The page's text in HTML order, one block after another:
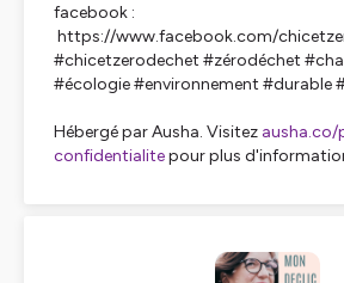
facebook :
https://www.facebook.com/
#chicetzerodechet #zérodéchet
#écologie #environnement #durable
Hébergé par Ausha. Visitez
confidentialitepour plus